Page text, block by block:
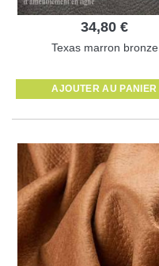
34,80 €
Texas marron bronze
AJOUTER AU PANIER